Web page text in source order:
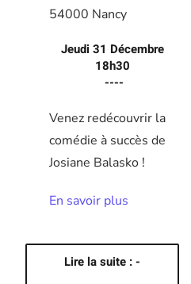
54000 Nancy
Jeudi 31 Décembre
18h30
----
Venez redécouvrir la
comédie à succès de
Josiane Balasko !
En savoir plus
Lire la suite : -